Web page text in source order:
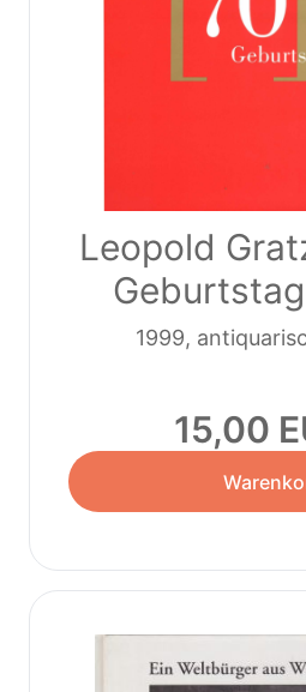
Leopold
1999,
15,00